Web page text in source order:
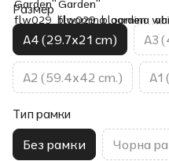
Размер
A4 (29.7x21 cm) A3
A2 (59.4x42 cm.) A1
Тип рамки
Без рамки Чорна